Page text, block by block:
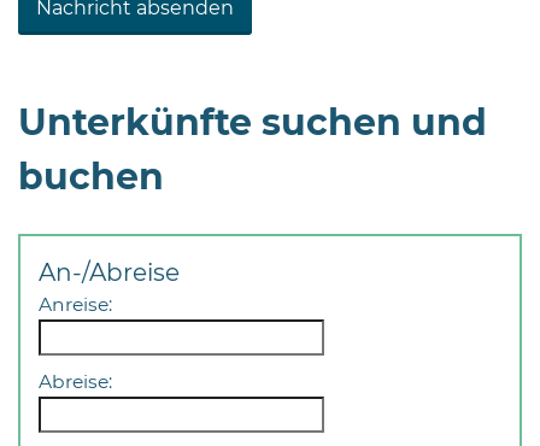
sowie
Öffnungszeiten
Vereinbarung.
Unterkünfte suchen und
buchen
An-/Abreise
Anreise:
Abreise: